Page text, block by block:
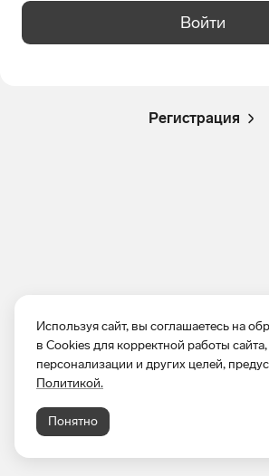
Используя сайт, вы соглашаетесь на
в Cookies для корректной работы
персонализации и других целей,
Политикой.
Понятно
Войти
Регистрация